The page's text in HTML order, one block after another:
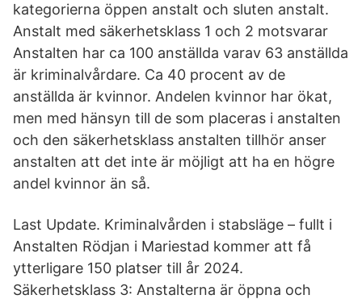
kategorierna öppen anstalt och sluten anstalt.
Anstalt med säkerhetsklass 1 och 2 motsvarar
Anstalten har ca 100 anställda varav 63 anställda
är kriminalvårdare. Ca 40 procent av de
anställda är kvinnor. Andelen kvinnor har ökat,
men med hänsyn till de som placeras i anstalten
och den säkerhetsklass anstalten tillhör anser
anstalten att det inte är möjligt att ha en högre
andel kvinnor än så.
Last Update. Kriminalvården i stabsläge – fullt i
Anstalten Rödjan i Mariestad kommer att få
ytterligare 150 platser till år 2024.
Säkerhetsklass 3: Anstalterna är öppna och